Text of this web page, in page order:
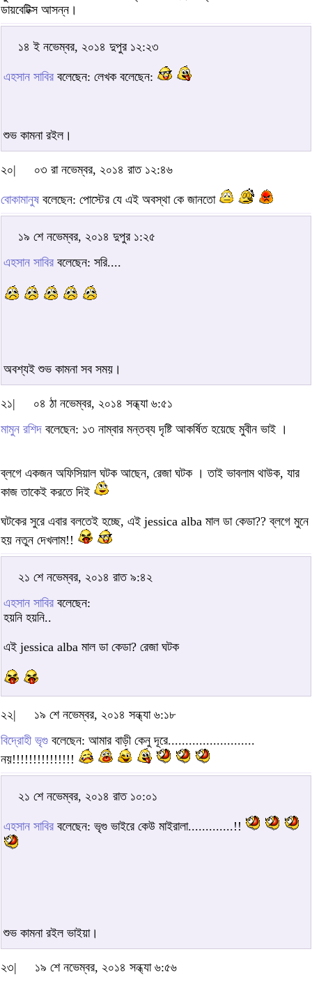
ডায়বেটিক্স আসন্ন।
১৪ ই নভেম্বর, ২০১৪ দুপুর ১২:২৩
এহসান সাবির বলেছেন: লেখক বলেছেন:
শুভ কামনা রইল।
২০| ০৩ রা নভেম্বর, ২০১৪ রাত ১২:৪৬
বোকামানুষ বলেছেন: পোস্টের যে এই অবস্থা কে জানতো
১৯ শে নভেম্বর, ২০১৪ দুপুর ১:২৫
এহসান সাবির বলেছেন: সরি....
অবশ্যই শুভ কামনা সব সময়।
২১|
০৪ ঠা নভেম্বর, ২০১৪ সন্ধ্যা ৬:৫১
মামুন রশিদ বলেছেন: ১৩ নাম্বার মন্তব্য দৃষ্টি আকর্ষিত হয়েছে মুবীন ভাই ।
ব্লগে একজন অফিসিয়াল ঘটক আছেন, রেজা ঘটক । তাই ভাবলাম থাউক, যার
কাজ তাকেই করতে দিই
ঘটকের সুরে এবার বলতেই হচ্ছে, এই jessica alba মাল ডা কেডা?? ব্লগে মুনে
হয় নতুন দেখলাম!!
২১ শে নভেম্বর, ২০১৪ রাত ৯:৪২
এহসান সাবির বলেছেন:
হয়নি হয়নি..
এই jessica alba মাল ডা কেডা? রেজা ঘটক
২২|
১৯ শে নভেম্বর, ২০১৪ সন্ধ্যা ৬:১৮
বিদ্রোহী ভৃগু বলেছেন: আমার বাড়ী কেনু দূরে.........................
নয়!!!!!!!!!!!!!!!
২১ শে নভেম্বর, ২০১৪ রাত ১০:০১
এহসান সাবির বলেছেন: ভৃগু ভাইরে কেউ মাইরালা.............!!
শুভ কামনা রইল ভাইয়া।
২৩| ১৯ শে নভেম্বর, ২০১৪ সন্ধ্যা ৬:৫৬